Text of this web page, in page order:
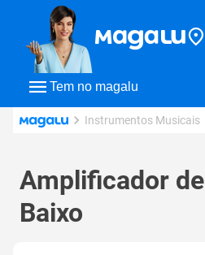
Tem no magalu
Instrumentos Musicais
Amplificador de
Baixo